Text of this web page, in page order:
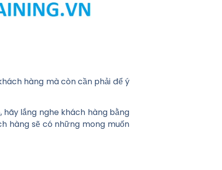
hàng mà còn cần phải để ý
lắng nghe khách hàng bằng
hàng sẽ có những mong muốn